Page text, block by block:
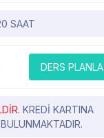
SAAT
DERS PLANLA
KREDI KARTINA